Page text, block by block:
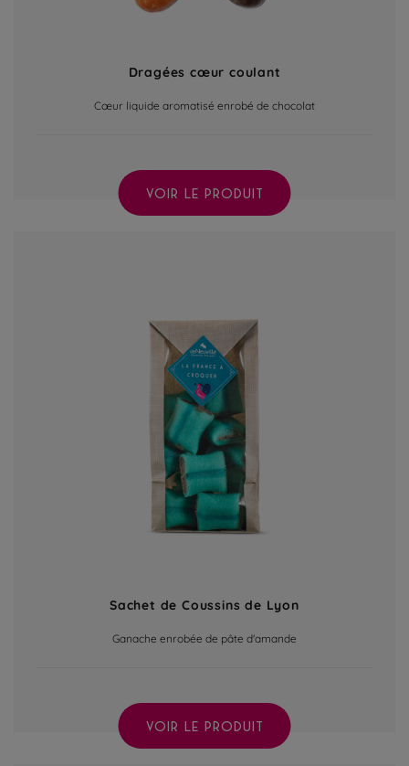
Dragées cœur coulant
Cœur liquide aromatisé enrobé de chocolat
VOIR LE PRODUIT
Sachet de Coussins de Lyon
Ganache enrobée de pâte d'amande
VOIR LE PRODUIT